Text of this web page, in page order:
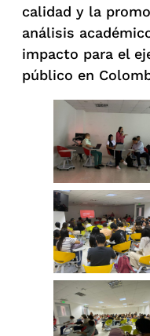
calidad y la
análisis
impacto para el
público en